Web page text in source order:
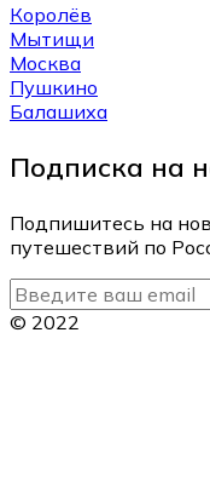
Королёв
Мытищи
Москва
Пушкино
Балашиха
Подписка на
Подпишитесь на
путешествий по
© 2022